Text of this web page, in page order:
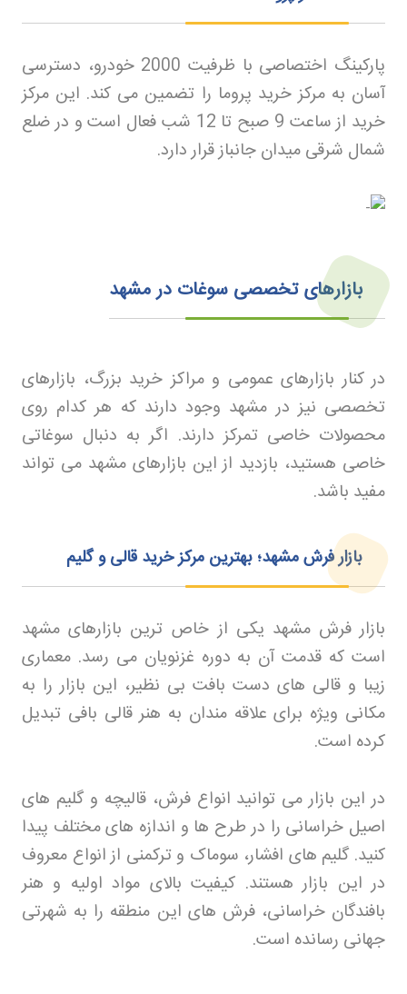
پارکینگ اختصاصی با ظرفیت 2000 خودرو، دسترسی
آسان به مرکز خرید پروما را تضمین می کند. این مرکز
خرید از ساعت 9 صبح تا 12 شب فعال است و در ضلع
شمال شرقی میدان جانباز قرار دارد.
بازارهای تخصصی سوغات در مشهد
در کنار بازارهای عمومی و مراکز خرید بزرگ، بازارهای
تخصصی نیز در مشهد وجود دارند که هر کدام روی
محصولات خاصی تمرکز دارند. اگر به دنبال سوغاتی
خاصی هستید، بازدید از این بازارهای مشهد می تواند
مفید باشد.
بازار فرش مشهد؛ بهترین مرکز خرید قالی و گلیم
بازار فرش مشهد یکی از خاص ترین بازارهای مشهد
است که قدمت آن به دوره غزنویان می رسد. معماری
زیبا و قالی های دست بافت بی نظیر، این بازار را به
مکانی ویژه برای علاقه مندان به هنر قالی بافی تبدیل
کرده است.
در این بازار می توانید انواع فرش، قالیچه و گلیم های
اصیل خراسانی را در طرح ها و اندازه های مختلف پیدا
کنید. گلیم های افشار، سوماک و ترکمنی از انواع معروف
در این بازار هستند. کیفیت بالای مواد اولیه و هنر
بافندگان خراسانی، فرش های این منطقه را به شهرتی
جهانی رسانده است.